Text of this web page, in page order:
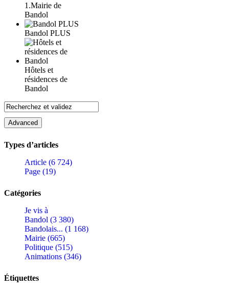
1.Mairie de
Bandol
Bandol PLUS
Hôtels et
résidences de
Bandol
Types d’articles
Article (6 724)
Page (19)
Catégories
Je vis à
Bandol (3 380)
Bandolais... (1 168)
Mairie (665)
Politique (515)
Animations (346)
Étiquettes